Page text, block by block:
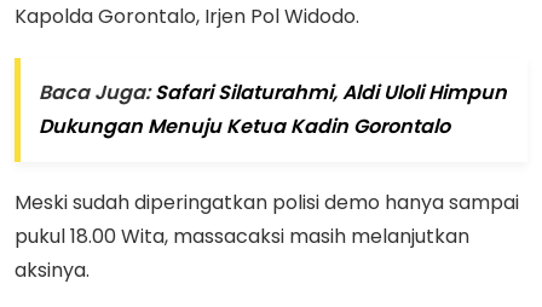
Kapolda Gorontalo, Irjen Pol Widodo.
Baca Juga:Safari Silaturahmi, Aldi Uloli Himpun
Dukungan Menuju Ketua Kadin Gorontalo
Meski sudah diperingatkan polisi demo hanya sampai
pukul 18.00 Wita, massacaksi masih melanjutkan
aksinya.